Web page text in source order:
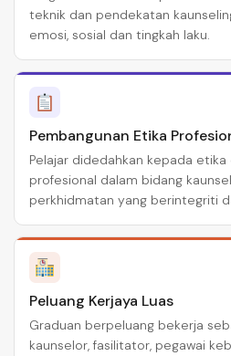
teknik dan pendekatan
emosi, sosial dan tingkah laku.
Pembangunan Etika
Pelajar didedahkan kepada
profesional dalam bidang
perkhidmatan yang berintegriti
Peluang Kerjaya Luas
Graduan berpeluang bekerja
kaunselor, fasilitator, pegawai